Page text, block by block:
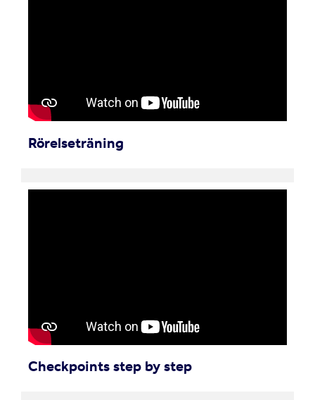
Rörelseträning
Checkpoints step by step